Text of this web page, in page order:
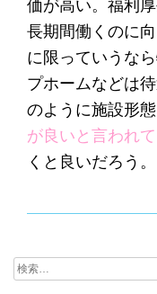
価が高い。福利
長期間働くのに
に限っていうな
プホームなどは
のように施設形
が良いと言われ
くと良いだろう。
検
索: